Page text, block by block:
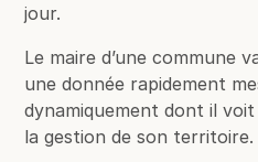
jour.
Le maire d’une commune
une donnée rapidement
dynamiquement dont il
la gestion de son territoire.